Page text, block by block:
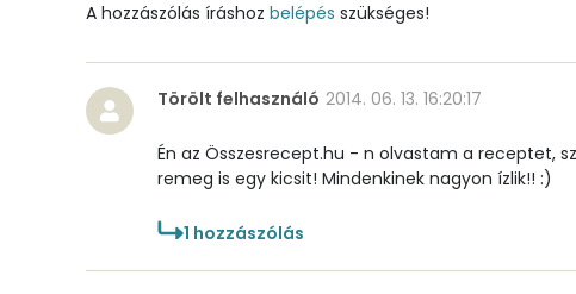
Víz
Összesen
Vitaminok
A hozzászólás íráshoz belépés szükséges!
Törölt felhasználó 2014. 06. 13. 16:20:17
Én az Összesrecept.hu - n olvastam a receptet,
remeg is egy kicsit! Mindenkinek nagyon ízlik!! :)
1 hozzászólás